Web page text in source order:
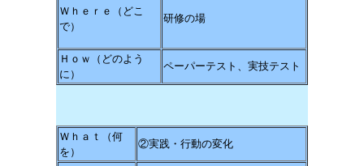
Ｗｈｅｒｅ（どこ
で）
研修の場
Ｈｏｗ（どのよう
に）
ペーパーテスト、実技テスト
Ｗｈａｔ（何
を）
②実践・行動の変化